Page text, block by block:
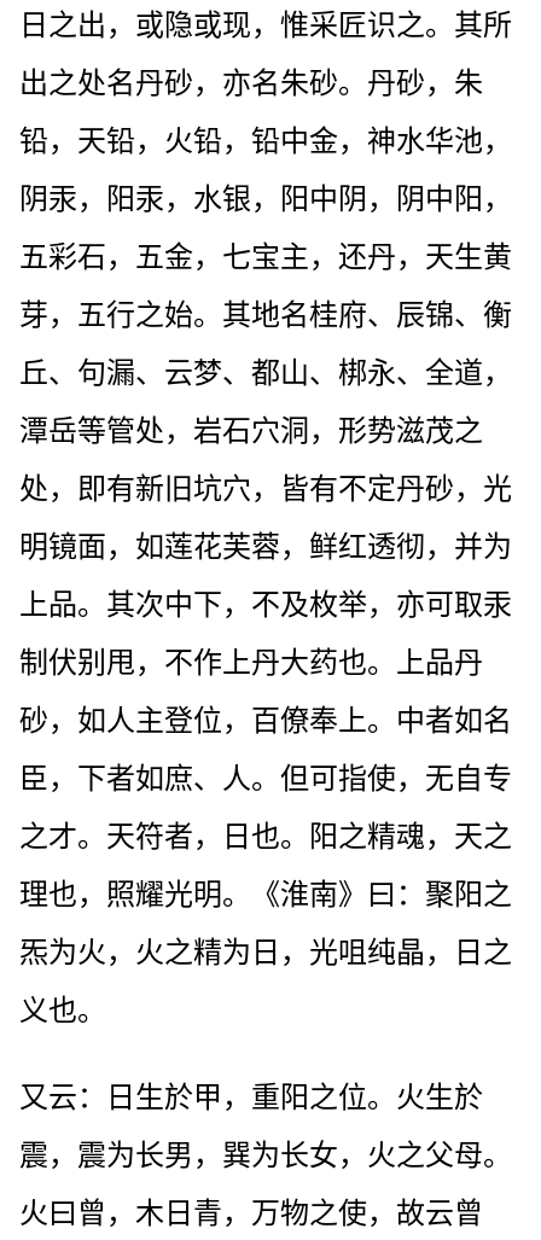
日之出，或隐或现，惟采匠识之。其所
出之处名丹砂，亦名朱砂。丹砂，朱
铅，天铅，火铅，铅中金，神水华池，
阴汞，阳汞，水银，阳中阴，阴中阳，
五彩石，五金，七宝主，还丹，天生黄
芽，五行之始。其地名桂府、辰锦、衡
丘、句漏、云梦、都山、梆永、全道，
潭岳等管处，岩石穴洞，形势滋茂之
处，即有新旧坑穴，皆有不定丹砂，光
明镜面，如莲花芙蓉，鲜红透彻，并为
上品。其次中下，不及枚举，亦可取汞
制伏别甩，不作上丹大药也。上品丹
砂，如人主登位，百僚奉上。中者如名
臣，下者如庶、人。但可指使，无自专
之才。天符者，日也。阳之精魂，天之
理也，照耀光明。《淮南》曰：聚阳之
炁为火，火之精为日，光咀纯晶，日之
义也。
又云：日生於甲，重阳之位。火生於
震，震为长男，巽为长女，火之父母。
火曰曾，木日青，万物之使，故云曾